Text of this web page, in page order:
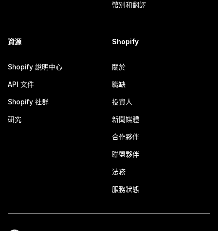
幣別和翻譯
資源
Shopify 說明中心
API 文件
Shopify 社群
研究
Shopify
關於
職缺
投資人
新聞媒體
合作夥伴
聯盟夥伴
法務
服務狀態